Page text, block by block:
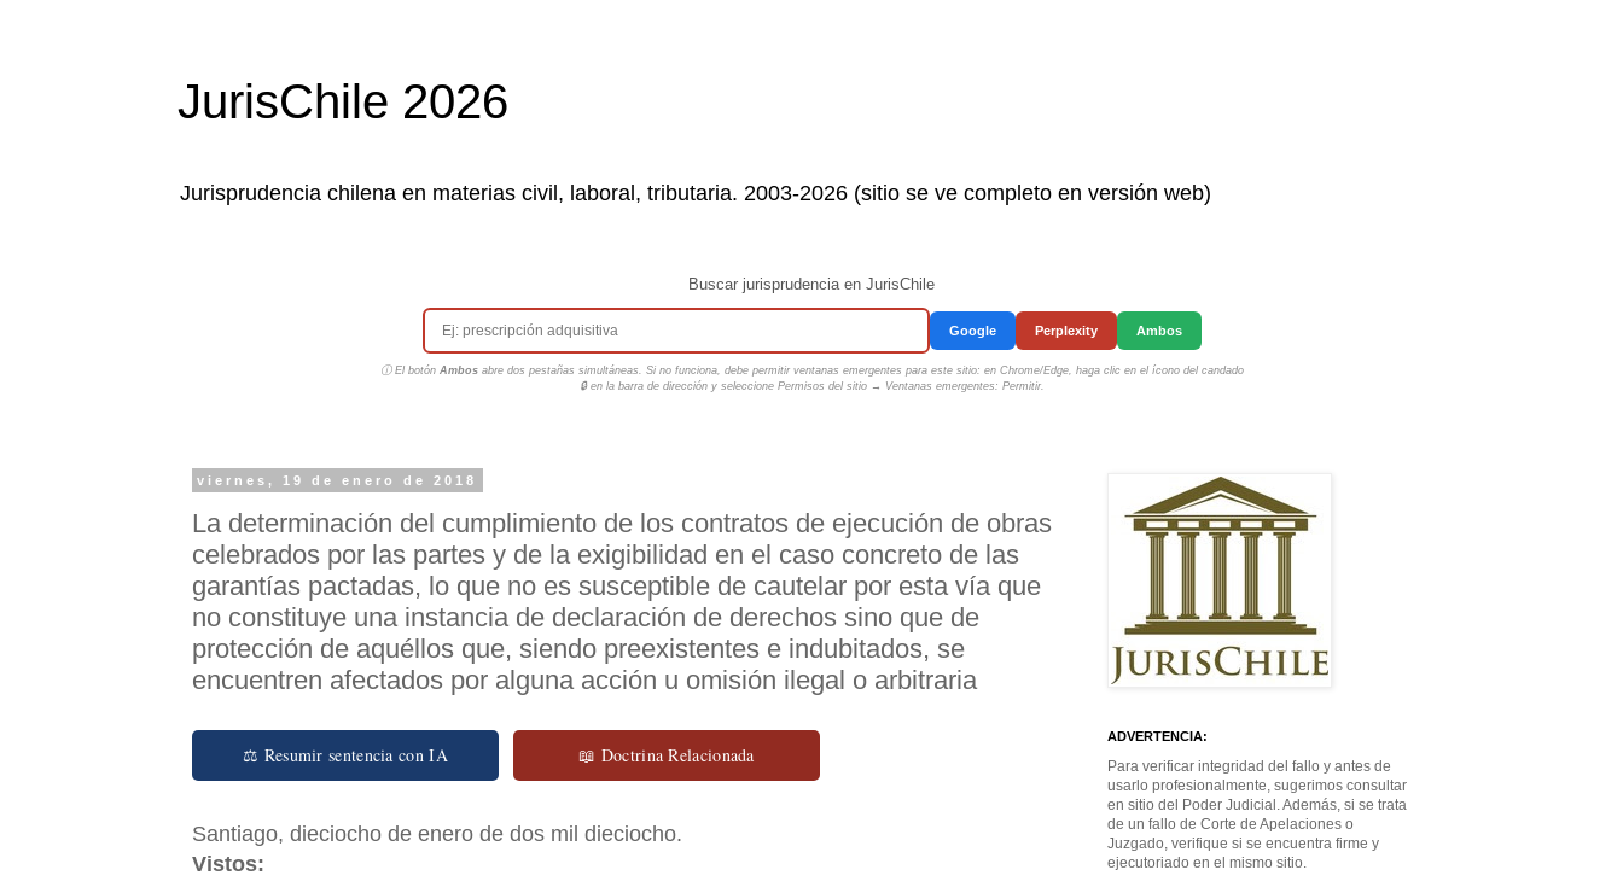
JurisChile 2026
Jurisprudencia chilena en materias civil, laboral, tributaria. 2003-2026 (sitio se ve completo en versión web)
Buscar jurisprudencia en JurisChile
Google Perplexity Ambos
ⓘ El botón Ambosabre dos pestañas simultáneas. Si no funciona, debe permitir ventanas emergentes para este sitio: en Chrome/Edge, haga clic en el ícono del candado
🔒 en la barra de dirección y seleccione Permisos del sitio → Ventanas emergentes: Permitir.
viernes, 19 de enero de 2018
La determinación del cumplimiento de los contratos de ejecución de obras
celebrados por las partes y de la exigibilidad en el caso concreto de las
garantías pactadas, lo que no es susceptible de cautelar por esta vía que
no constituye una instancia de declaración de derechos sino que de
protección de aquéllos que, siendo preexistentes e indubitados, se
encuentren afectados por alguna acción u omisión ilegal o arbitraria
⚖ Resumir sentencia con IA 📖 Doctrina Relacionada
Santiago, dieciocho de enero de dos mil dieciocho.
Vistos:
ADVERTENCIA:
Para verificar integridad del fallo y antes de
usarlo profesionalmente, sugerimos consultar
en sitio del Poder Judicial. Además, si se trata
de un fallo de Corte de Apelaciones o
Juzgado, verifique si se encuentra firme y
ejecutoriado en el mismo sitio.